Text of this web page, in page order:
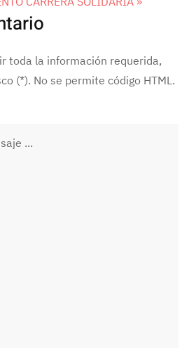
toda la información requerida,
(*). No se permite código HTML.